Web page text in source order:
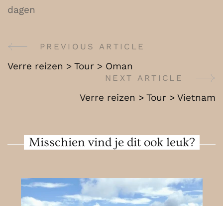
Oman
dagen
Post
Navigation
PREVIOUS ARTICLE
Verre reizen > Tour > Oman
NEXT ARTICLE
Verre reizen > Tour > Vietnam
Misschien vind je dit ook leuk?